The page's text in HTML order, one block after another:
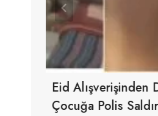
Eid Alışverişinden
Çocuğa Polis